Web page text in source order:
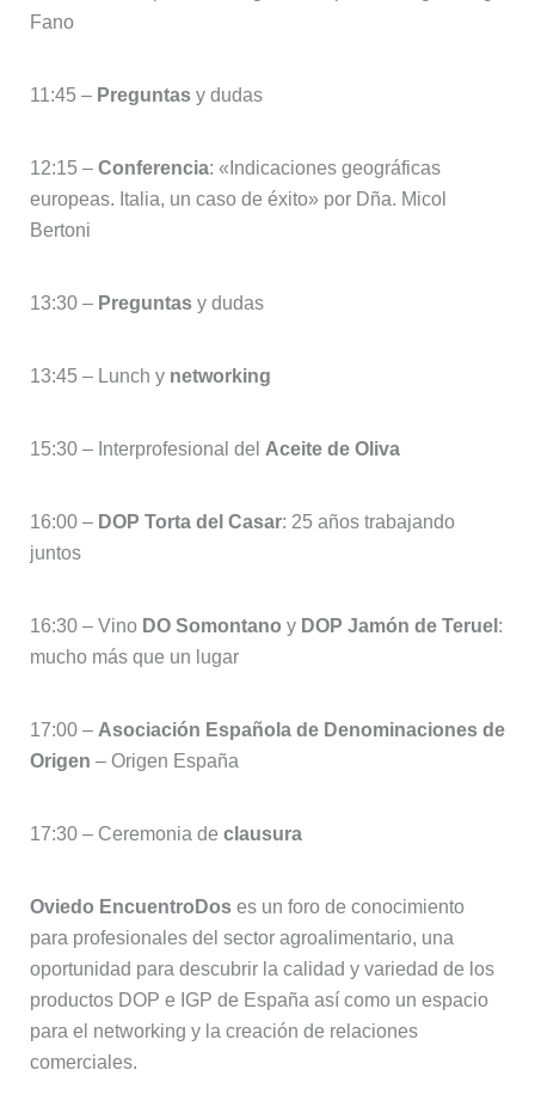
Fano
11:45 – Preguntasy dudas
12:15 – Conferencia: «Indicaciones geográficas
europeas. Italia, un caso de éxito» por Dña. Micol
Bertoni
13:30 – Preguntasy dudas
13:45 – Lunch y networking
15:30 – Interprofesional del Aceite de Oliva
16:00 – DOP Torta del Casar: 25 años trabajando
juntos
16:30 – Vino DO Somontano y DOP Jamón de Teruel :
mucho más que un lugar
17:00 – Asociación Española de Denominaciones de
Origen – Origen España
17:30 – Ceremonia de clausura
Oviedo EncuentroDoses un foro de conocimiento
para profesionales del sector agroalimentario, una
oportunidad para descubrir la calidad y variedad de los
productos DOP e IGP de España así como un espacio
para el networking y la creación de relaciones
comerciales.